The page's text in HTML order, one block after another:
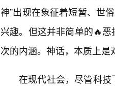
神”出现在象征着短暂、世
兴趣。但这并非简单的🔥
次的内涵。神话，本质上是
在现代社会，尽管科技